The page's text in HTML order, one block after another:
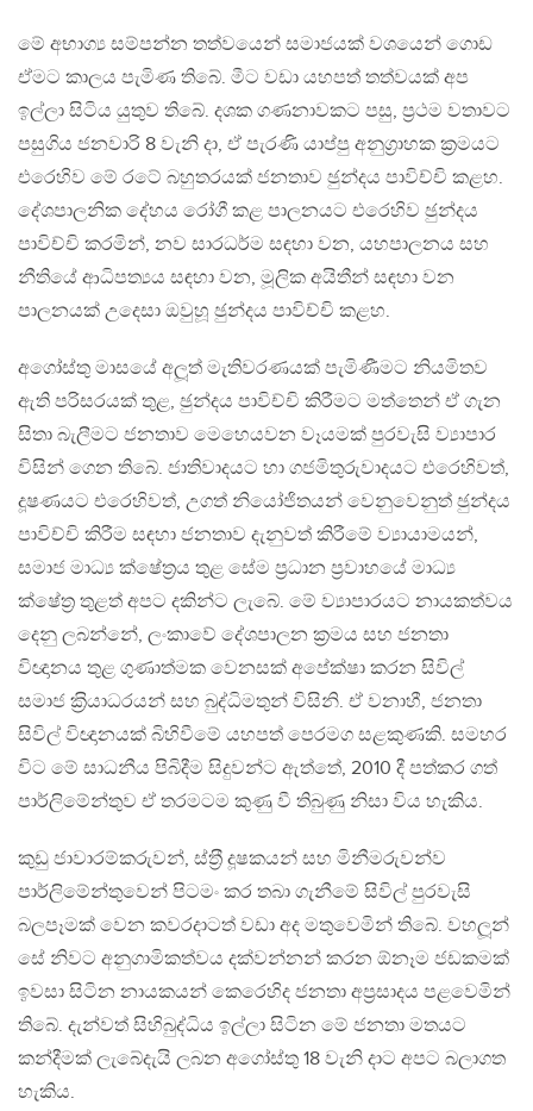
මේ අභාග්‍ය සම්පන්න තත්වයෙන් සමාජයක් වශයෙන් ගොඩ
ඒමට කාලය පැමිණ තිබේ. මීට වඩා යහපත් තත්වයක් අප
ඉල්ලා සිටිය යුතුව තිබේ. දශක ගණනාවකට පසු, ප‍්‍රථම වතාවට
පසුගිය ජනවාරි 8 වැනි දා, ඒ පැරණි යාප්පු අනුග‍්‍රාහක ක‍්‍රමයට
එරෙහිව මේ රටේ බහුතරයක් ජනතාව ඡුන්දය පාවිච්චි කළහ.
දේශපාලනික දේහය රෝගී කළ පාලනයට එරෙහිව ඡුන්දය
පාවිච්චි කරමින්, නව සාරධර්ම සඳහා වන, යහපාලනය සහ
නීතියේ ආධිපත්‍යය සඳහා වන, මූලික අයිතීන් සඳහා වන
පාලනයක් උදෙසා ඔවුහූ ඡුන්දය පාවිච්චි කළහ.
අගෝස්තු මාසයේ අලූත් මැතිවරණයක් පැමිණීමට නියමිතව
ඇති පරිසරයක් තුළ, ඡුන්දය පාවිච්චි කිරීමට මත්තෙන් ඒ ගැන
සිතා බැලීමට ජනතාව මෙහෙයවන වෑයමක් පුරවැසි ව්‍යාපාර
විසින් ගෙන තිබේ. ජාතිවාදයට හා ගජමිතුරුවාදයට එරෙහිවත්,
දූෂණයට එරෙහිවත්, උගත් නියෝජිතයන් වෙනුවෙනුත් ඡුන්දය
පාවිච්චි කිරීම සඳහා ජනතාව දැනුවත් කිරීමේ ව්‍යායාමයන්,
සමාජ මාධ්‍ය ක්ෂේත‍්‍රය තුළ සේම ප‍්‍රධාන ප‍්‍රවාහයේ මාධ්‍ය
ක්ෂේත‍්‍ර තුළත් අපට දකින්ට ලැබේ. මේ ව්‍යාපාරයට නායකත්වය
දෙනු ලබන්නේ, ලංකාවේ දේශපාලන ක‍්‍රමය සහ ජනතා
විඥානය තුළ ගුණාත්මක වෙනසක් අපේක්ෂා කරන සිවිල්
සමාජ ක‍්‍රියාධරයන් සහ බුද්ධිමතුන් විසිනි. ඒ වනාහී, ජනතා
සිවිල් විඥානයක් බිහිවීමේ යහපත් පෙරමග සළකුණකි. සමහර
විට මේ සාධනීය පිබිදීම සිදුවන්ට ඇත්තේ, 2010 දී පත්කර ගත්
පාර්ලිමේන්තුව ඒ තරමටම කුණු වී තිබුණු නිසා විය හැකිය.
කුඩු ජාවාරම්කරුවන්, ස්ත‍්‍රී දූෂකයන් සහ මිනීමරුවන්ව
පාර්ලිමේන්තුවෙන් පිටමං කර තබා ගැනීමේ සිවිල් පුරවැසි
බලපෑමක් වෙන කවරදාටත් වඩා අද මතුවෙමින් තිබේ. වහලූන්
සේ නිවට අනුගාමිකත්වය දක්වන්නන් කරන ඕනෑම ජඩකමක්
ඉවසා සිටින නායකයන් කෙරෙහිද ජනතා අප‍්‍රසාදය පළවෙමින්
තිබේ. දැන්වත් සිහිබුද්ධිය ඉල්ලා සිටින මේ ජනතා මතයට
කන්දීමක් ලැබේදැයි ලබන අගෝස්තු 18 වැනි දාට අපට බලාගත
හැකිය.